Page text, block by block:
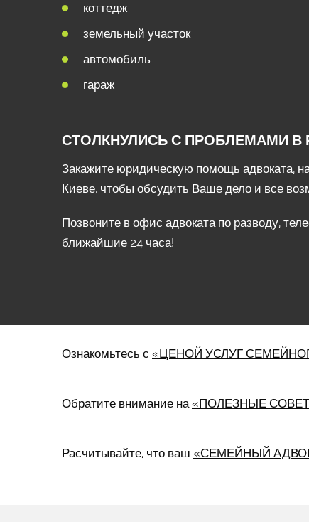
коттедж
земельный участок
автомобиль
гараж
СТОЛКНУЛИСЬ С ПРОБЛЕМАМИ В
Закажите юридическую помощь адвоката,
Киеве, чтобы обсудить Ваше дело и все
Позвоните в офис адвоката по разводу,
ближайшие 24 часа!
Ознакомьтесь с «ЦЕНОЙ УСЛУГ
Обратите внимание на«ПОЛЕЗНЫЕ
Расчитывайте, что ваш «СЕМЕЙНЫЙ